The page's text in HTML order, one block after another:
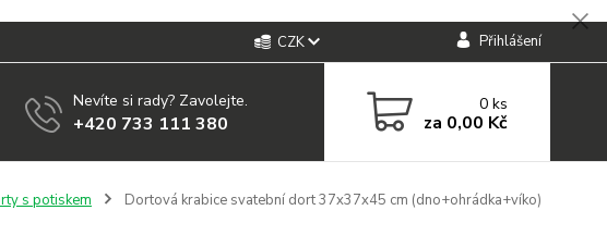
CZK Přihlášení
Nevíte si rady? Zavolejte.
+420 733 111 380
0ks
za 0,00 Kč
s potiskem Dortová krabice svatební dort 37x37x45 cm (dno+ohrádka+víko)